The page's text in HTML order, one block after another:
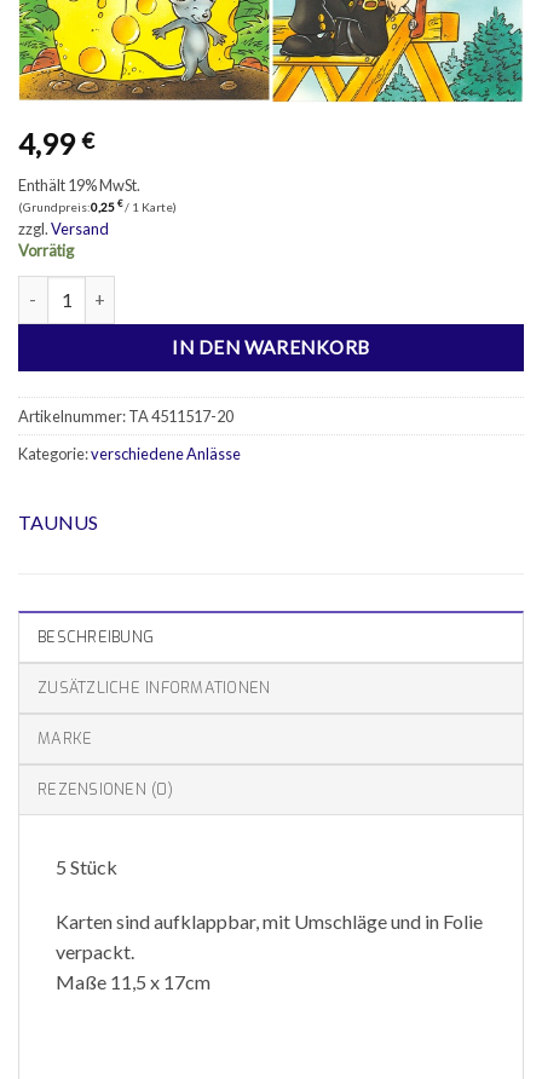
4,99€
Enthält 19% MwSt.
(Grundpreis:0,25 €/ 1 Karte)
zzgl.Versand
Vorrätig
IN DEN WARENKORB
Artikelnummer:TA 4511517-20
Kategorie:verschiedene Anlässe
TAUNUS
BESCHREIBUNG
ZUSÄTZLICHE INFORMATIONEN
MARKE
REZENSIONEN (0)
5 Stück
Karten sind aufklappbar, mit Umschläge und in Folie
verpackt.
Maße 11,5 x 17cm